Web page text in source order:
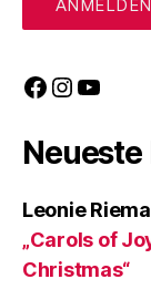
Facebook
Leonie
„Carols of
Christmas“